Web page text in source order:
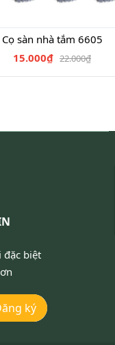
Cọ sàn nhà tắm 6605
15.000₫ 22.000₫
đặc biệt
ký